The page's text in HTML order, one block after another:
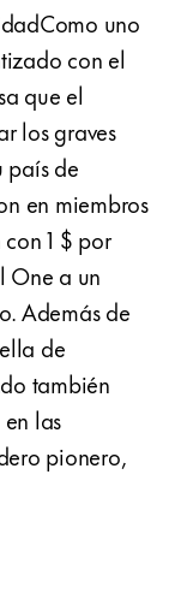
uno
con el
que el
los graves
país de
en miembros
1 $ por
One a un
Además de
de
también
las
pionero,